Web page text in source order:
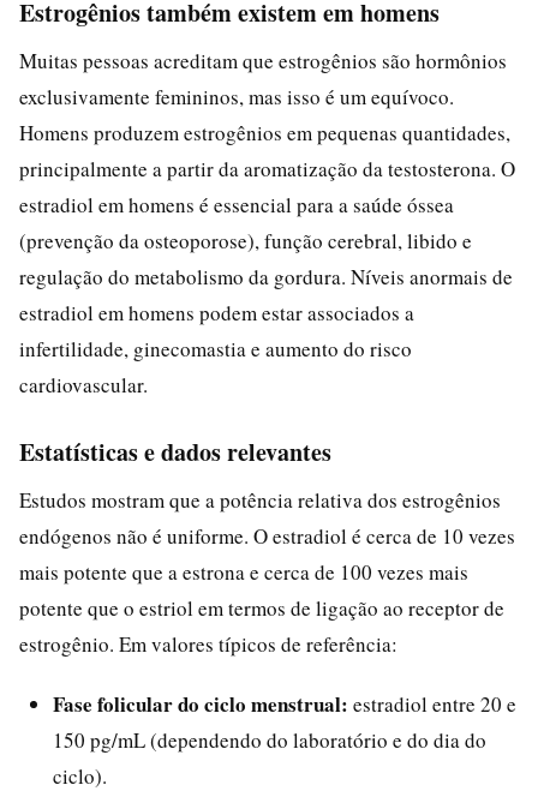
Estrogênios também existem em homens
Muitas pessoas acreditam que estrogênios são hormônios
exclusivamente femininos, mas isso é um equívoco.
Homens produzem estrogênios em pequenas quantidades,
principalmente a partir da aromatização da testosterona. O
estradiol em homens é essencial para a saúde óssea
(prevenção da osteoporose), função cerebral, libido e
regulação do metabolismo da gordura. Níveis anormais de
estradiol em homens podem estar associados a
infertilidade, ginecomastia e aumento do risco
cardiovascular.
Estatísticas e dados relevantes
Estudos mostram que a potência relativa dos estrogênios
endógenos não é uniforme. O estradiol é cerca de 10 vezes
mais potente que a estrona e cerca de 100 vezes mais
potente que o estriol em termos de ligação ao receptor de
estrogênio. Em valores típicos de referência:
Fase folicular do ciclo menstrual: estradiol entre 20 e
150 pg/mL (dependendo do laboratório e do dia do
ciclo).